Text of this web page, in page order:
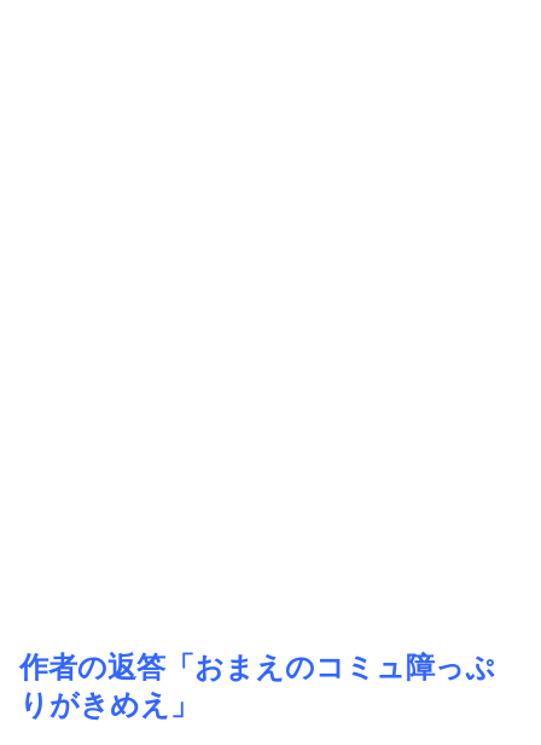
作者の返答「おまえのコミュ障っぷ
りがきめえ」